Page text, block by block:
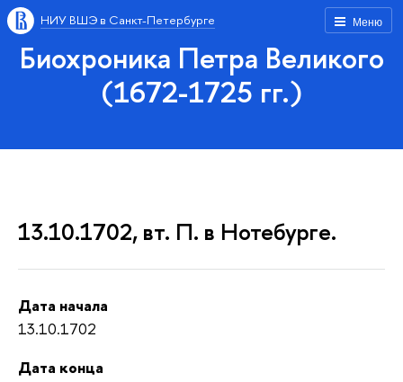
Меню
НИУ ВШЭ в Санкт-Петербурге
Биохроника Петра Великого
(1672-1725 гг.)
13.10.1702, вт. П. в Нотебурге.
Дата начала
13.10.1702
Дата конца